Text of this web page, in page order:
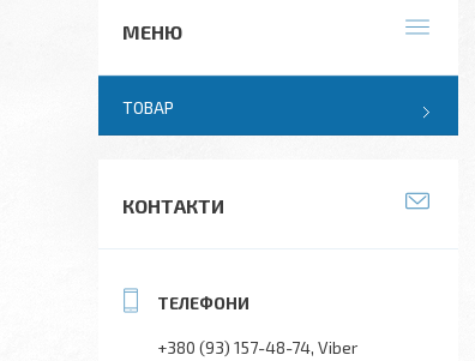
ТОВАР
КОНТАКТИ
+380 (93) 157-48-74 Viber